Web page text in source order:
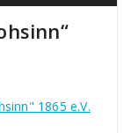
1865 e.V.